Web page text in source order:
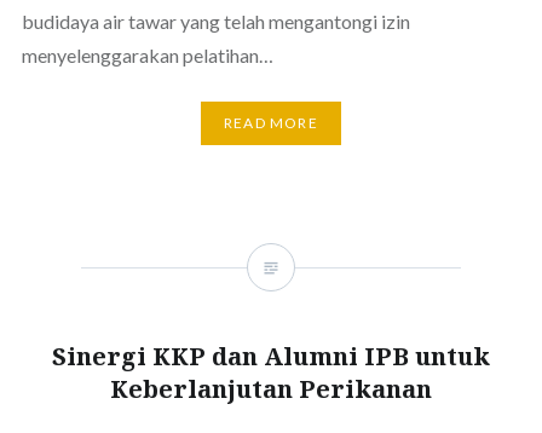
budidaya air tawar yang telah mengantongi izin
menyelenggarakan pelatihan…
READ MORE
Sinergi KKP dan Alumni IPB untuk
Keberlanjutan Perikanan